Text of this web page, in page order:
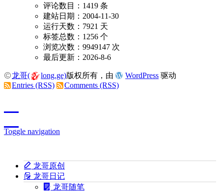
评论数目：1419 条
建站日期：2004-11-30
运行天数：7921 天
标签总数：1256 个
浏览次数：9949147 次
最后更新：2026-8-6
龙哥( long.ge)版权所有，由 WordPress 驱动
Entries (RSS)
Comments (RSS)
Toggle navigation
龙哥原创
龙哥日记
龙哥随笔